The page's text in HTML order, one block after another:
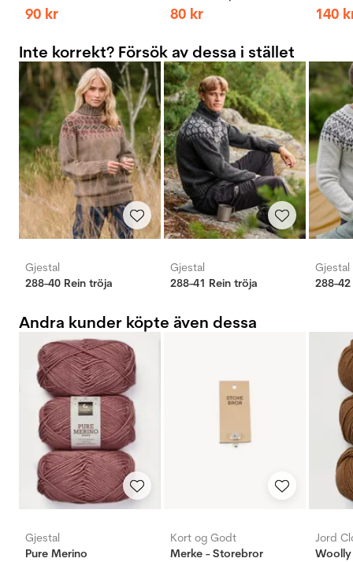
90 kr 80 kr 140
Inte korrekt? Försök av dessa i stället
Gjestal
288-40 Rein tröja
Gjestal
288-41 Rein tröja
Gjestal
288-
Andra kunder köpte även dessa
Gjestal
Pure Merino
Kort og Godt
Merke - Storebror
Jord